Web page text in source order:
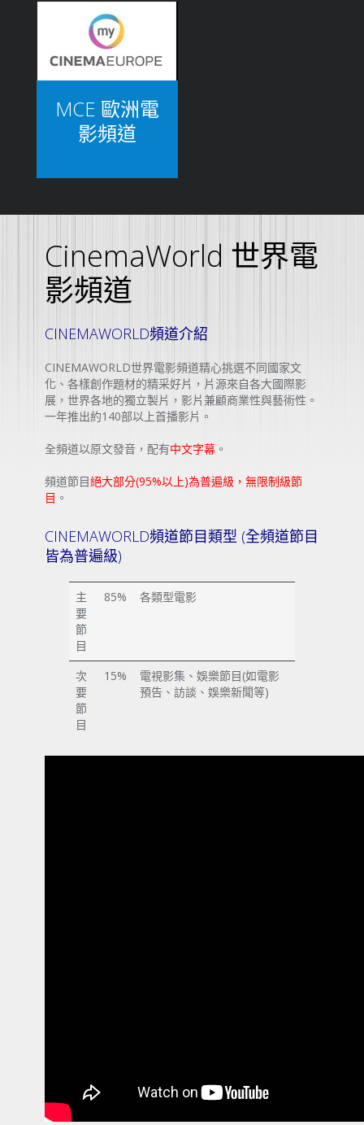
MCE 歐洲電
影頻道
CinemaWorld 世界電
影頻道
CINEMAWORLD頻道介紹
CINEMAWORLD世界電影頻道精心挑選不同國家文
化、各樣創作題材的精采好片，片源來自各大國際影
展，世界各地的獨立製片，影片兼顧商業性與藝術性。
一年推出約140部以上首播影片。
全頻道以原文發音，配有中文字幕 。
頻道節目絕大部分(95%以上)為普遍級，無限制級節
目 。
CINEMAWORLD頻道節目類型 (全頻道節目
皆為普遍級)
主
要
節
目
85% 各類型電影
次
要
節
目
15%
電視影集、娛樂節目(如電影
預告、訪談、娛樂新聞等)